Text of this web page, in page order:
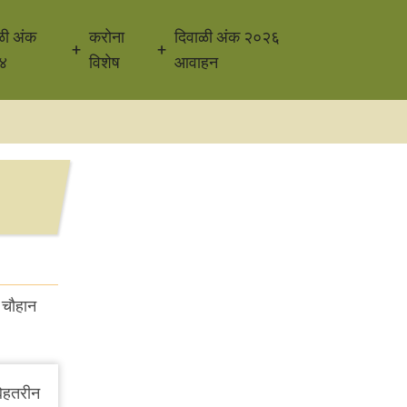
अंक
करोना
विशेष
दिवाळी अंक २०२६
आवाहन